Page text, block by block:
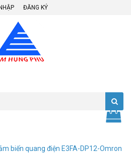
ĐĂNG KÝ
biến quang điện E3FA-DP12-Omron